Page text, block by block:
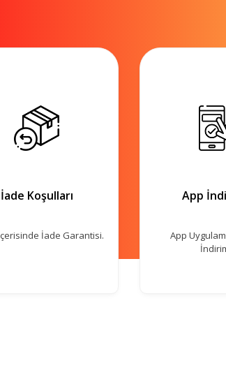
İade Koşulları
İade Garantisi.
App
App